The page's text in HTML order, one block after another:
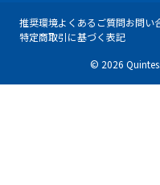
推奨環境よくあるご質問お問い
特定商取引に基づく表記
© 2026